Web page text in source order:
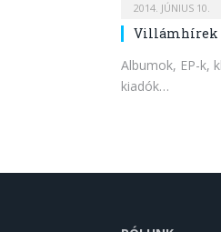
2014. JÚNIUS 10.
Villámhírek
Albumok, EP-k,
kiadók…